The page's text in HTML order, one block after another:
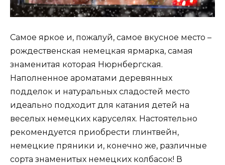
Самое яркое и, пожалуй, самое вкусное место –
рождественская немецкая ярмарка, самая
знаменитая которая Нюрнбергская.
Наполненное ароматами деревянных
подделок и натуральных сладостей место
идеально подходит для катания детей на
веселых немецких каруселях. Настоятельно
рекомендуется приобрести глинтвейн,
немецкие пряники и, конечно же, различные
сорта знаменитых немецких колбасок! В